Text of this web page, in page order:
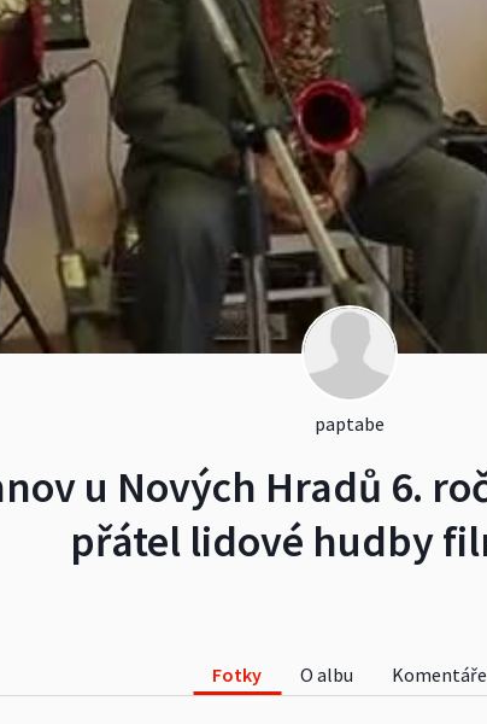
paptabe
u Nových Hradů 6.
přátel lidové hudby
Fotky O albu Komentáře